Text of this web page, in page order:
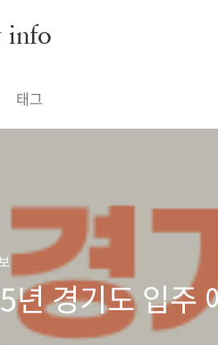
info
태그
년 경기도 입주